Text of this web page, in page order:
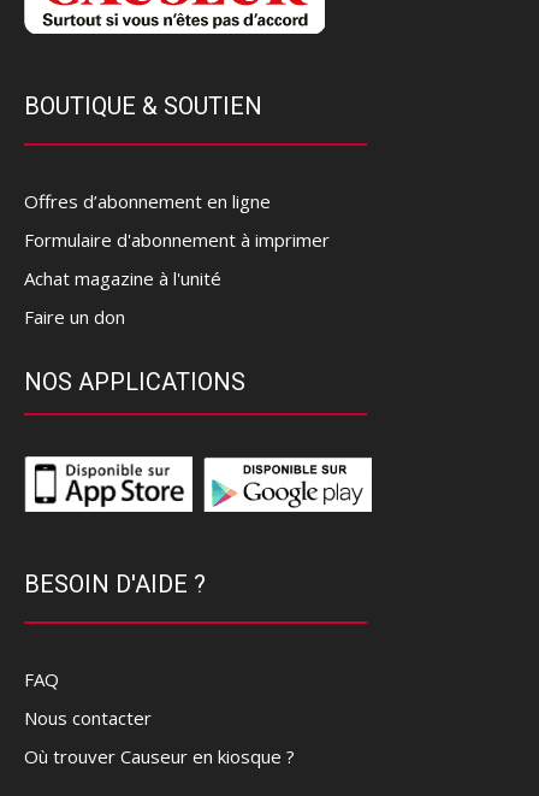
BOUTIQUE & SOUTIEN
Offres d’abonnement en ligne
Formulaire d'abonnement à imprimer
Achat magazine à l'unité
Faire un don
NOS APPLICATIONS
BESOIN D'AIDE ?
FAQ
Nous contacter
Où trouver Causeur en kiosque ?